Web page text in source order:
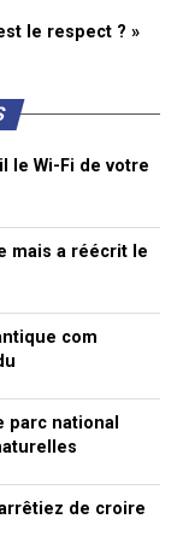
le respect ? »
le Wi-Fi de votre
mais a réécrit le
com
parc national
de croire